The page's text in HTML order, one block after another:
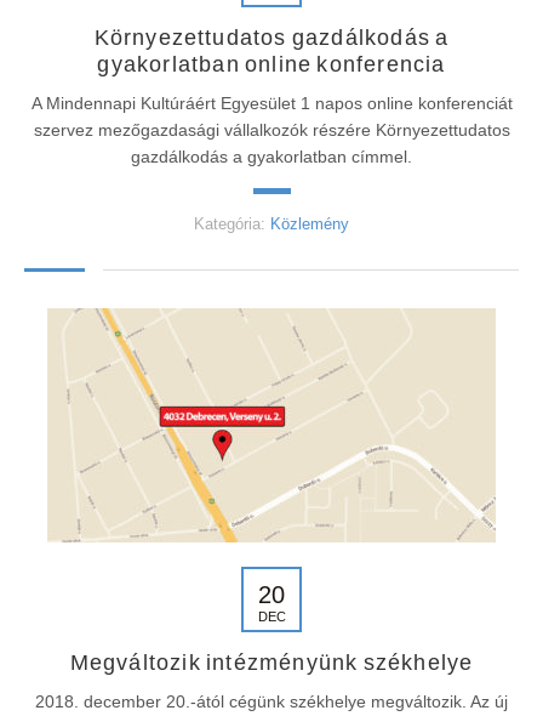
Környezettudatos gazdálkodás a
gyakorlatban online konferencia
A Mindennapi Kultúráért Egyesület 1 napos online konferenciát
szervez mezőgazdasági vállalkozók részére Környezettudatos
gazdálkodás a gyakorlatban címmel.
Kategória: Közlemény
20
DEC
Megváltozik intézményünk székhelye
2018. december 20.-ától cégünk székhelye megváltozik. Az új